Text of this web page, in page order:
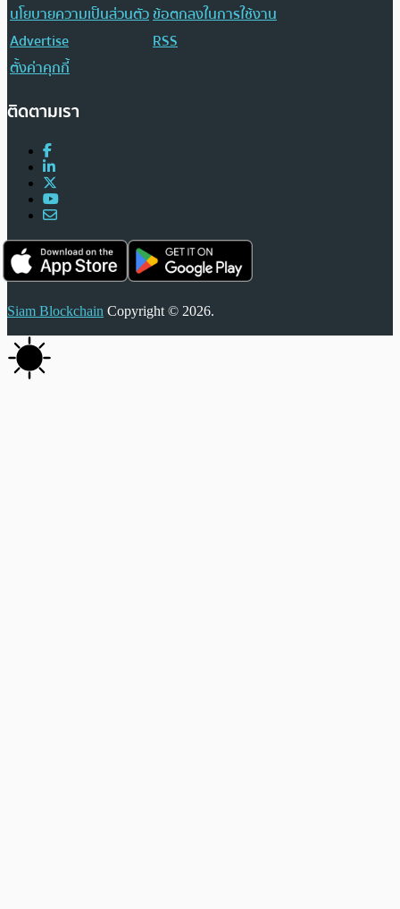
นโยบายความเป็นส่วนตัวข้อตกลงในการใช้งาน
Advertise
RSS
ตั้งค่าคุกกี้
ติดตามเรา
Siam Blockchain Copyright © 2026.